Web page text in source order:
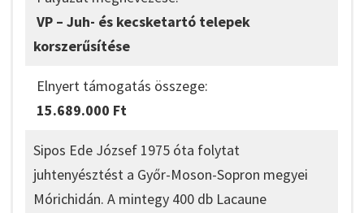
VP – Juh- és kecsketartó telepek
korszerűsítése
Elnyert támogatás összege:
15.689.000 Ft
Sipos Ede József 1975 óta folytat
juhtenyésztést a Győr-Moson-Sopron megyei
Mórichidán. A mintegy 400 db Lacaune